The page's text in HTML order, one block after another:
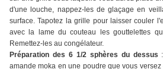
d'une louche, nappez-les de glaçage en
surface. Tapotez la grille pour laisser couler
avec la lame du couteau les gouttelettes
Remettez-les au congélateur.
Préparation des 6 1/2 sphères du dessus
amande moka en une poudre que vous